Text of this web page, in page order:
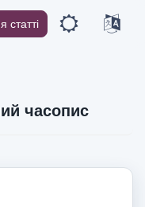
статті
часопис